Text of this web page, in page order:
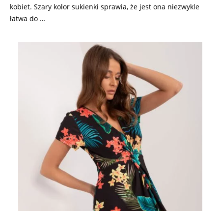
kobiet. Szary kolor sukienki sprawia, że jest ona niezwykle
łatwa do …